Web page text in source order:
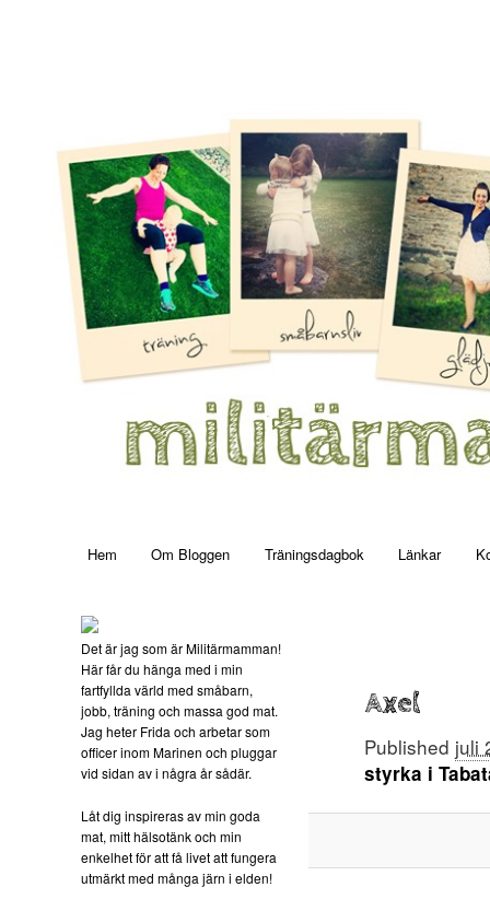
Skip to primary content
Hem Om Bloggen Träningsdagbok Länkar
Axel
Published juli
styrka i
Det är jag som är Militärmamman!
Här får du hänga med i min
fartfyllda värld med småbarn,
jobb, träning och massa god mat.
Jag heter Frida och arbetar som
officer inom Marinen och pluggar
vid sidan av i några år sådär.
Låt dig inspireras av min goda
mat, mitt hälsotänk och min
enkelhet för att få livet att fungera
utmärkt med många järn i elden!